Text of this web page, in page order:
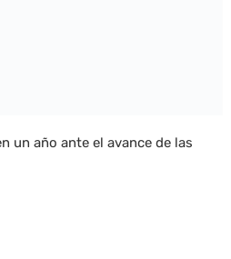
un año ante el avance de las